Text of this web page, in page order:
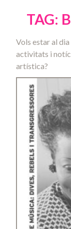
TAG:
Vols estar al dia
activitats i
artística?